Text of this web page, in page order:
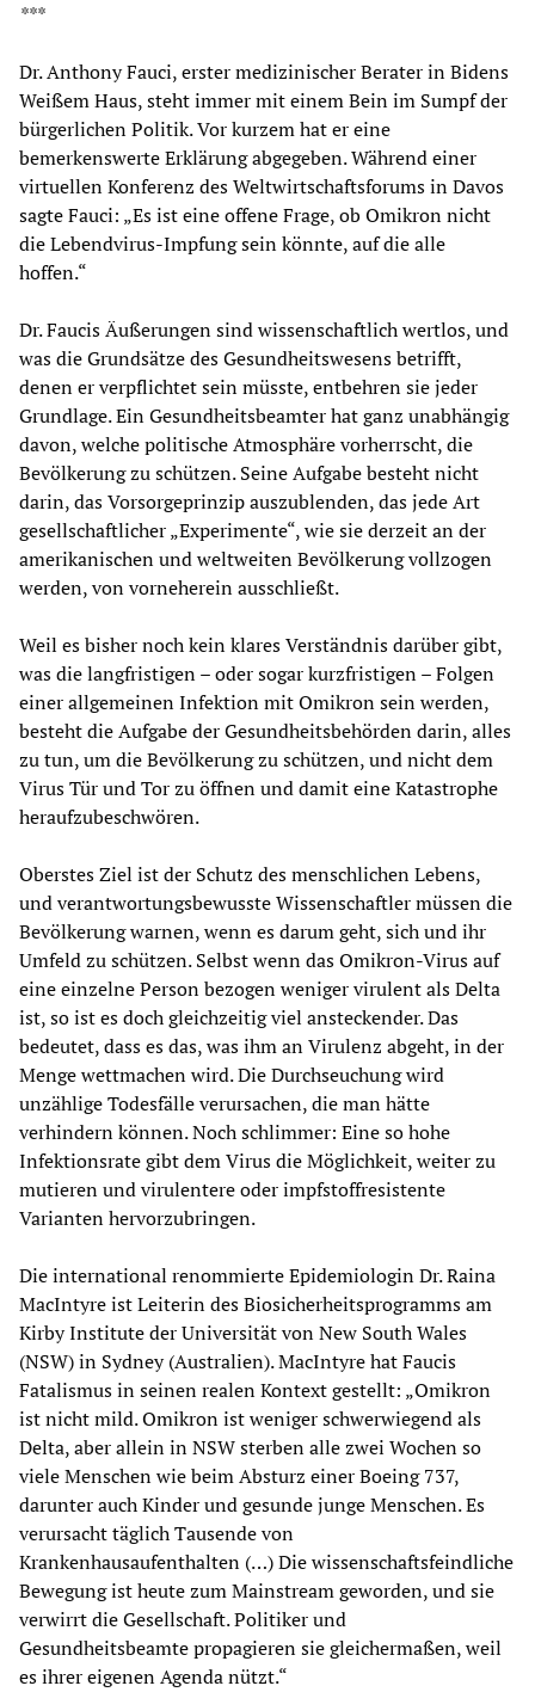
***
Dr. Anthony Fauci, erster medizinischer Berater in Bidens
Weißem Haus, steht immer mit einem Bein im Sumpf der
bürgerlichen Politik. Vor kurzem hat er eine
bemerkenswerte Erklärung abgegeben. Während einer
virtuellen Konferenz des Weltwirtschaftsforums in Davos
sagte Fauci: „Es ist eine offene Frage, ob Omikron nicht
die Lebendvirus-Impfung sein könnte, auf die alle
hoffen.“
Dr. Faucis Äußerungen sind wissenschaftlich wertlos, und
was die Grundsätze des Gesundheitswesens betrifft,
denen er verpflichtet sein müsste, entbehren sie jeder
Grundlage. Ein Gesundheitsbeamter hat ganz unabhängig
davon, welche politische Atmosphäre vorherrscht, die
Bevölkerung zu schützen. Seine Aufgabe besteht nicht
darin, das Vorsorgeprinzip auszublenden, das jede Art
gesellschaftlicher „Experimente“, wie sie derzeit an der
amerikanischen und weltweiten Bevölkerung vollzogen
werden, von vorneherein ausschließt.
Weil es bisher noch kein klares Verständnis darüber gibt,
was die langfristigen – oder sogar kurzfristigen – Folgen
einer allgemeinen Infektion mit Omikron sein werden,
besteht die Aufgabe der Gesundheitsbehörden darin, alles
zu tun, um die Bevölkerung zu schützen, und nicht dem
Virus Tür und Tor zu öffnen und damit eine Katastrophe
heraufzubeschwören.
Oberstes Ziel ist der Schutz des menschlichen Lebens,
und verantwortungsbewusste Wissenschaftler müssen die
Bevölkerung warnen, wenn es darum geht, sich und ihr
Umfeld zu schützen. Selbst wenn das Omikron-Virus auf
eine einzelne Person bezogen weniger virulent als Delta
ist, so ist es doch gleichzeitig viel ansteckender. Das
bedeutet, dass es das, was ihm an Virulenz abgeht, in der
Menge wettmachen wird. Die Durchseuchung wird
unzählige Todesfälle verursachen, die man hätte
verhindern können. Noch schlimmer: Eine so hohe
Infektionsrate gibt dem Virus die Möglichkeit, weiter zu
mutieren und virulentere oder impfstoffresistente
Varianten hervorzubringen.
Die international renommierte Epidemiologin Dr. Raina
MacIntyre ist Leiterin des Biosicherheitsprogramms am
Kirby Institute der Universität von New South Wales
(NSW) in Sydney (Australien). MacIntyre hat Faucis
Fatalismus in seinen realen Kontext gestellt: „Omikron
ist nicht mild. Omikron ist weniger schwerwiegend als
Delta, aber allein in NSW sterben alle zwei Wochen so
viele Menschen wie beim Absturz einer Boeing 737,
darunter auch Kinder und gesunde junge Menschen. Es
verursacht täglich Tausende von
Krankenhausaufenthalten (…) Die wissenschaftsfeindliche
Bewegung ist heute zum Mainstream geworden, und sie
verwirrt die Gesellschaft. Politiker und
Gesundheitsbeamte propagieren sie gleichermaßen, weil
es ihrer eigenen Agenda nützt.“